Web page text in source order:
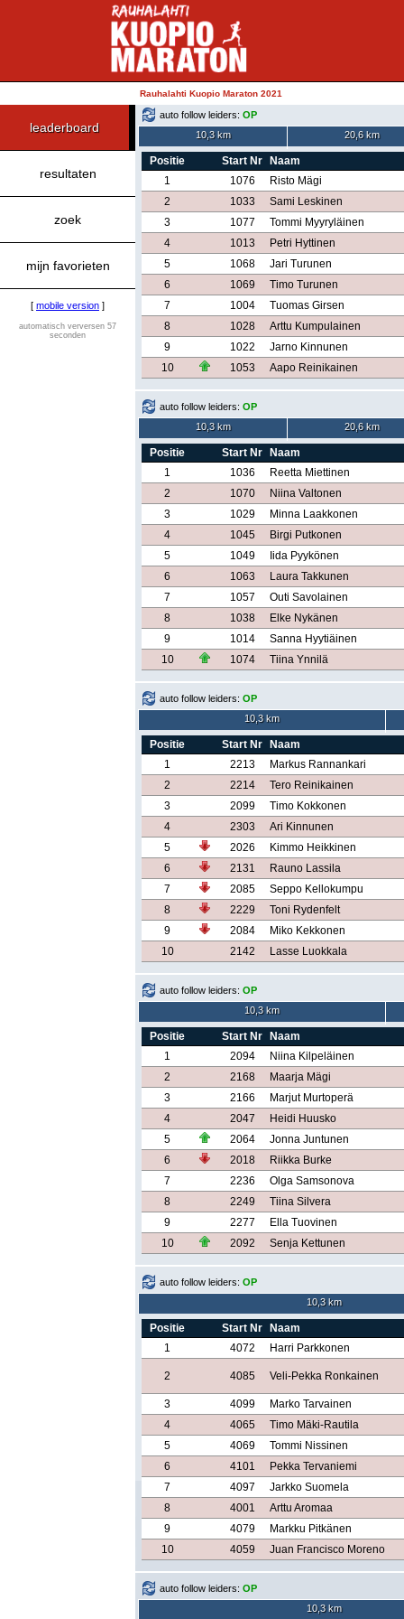
Rauhalahti Kuopio Maraton 2021
leaderboard
resultaten
zoek
mijn favorieten
[ mobile version ]
automatisch verversen 57
seconden
auto follow leiders: OP
10,3 km
20,6 km
Positie Start Nr
Naam
1
1076
Risto Mägi
2
1033
Sami Leskinen
3
1077
Tommi Myyryläinen
4
1013
Petri Hyttinen
5
1068
Jari Turunen
6
1069
Timo Turunen
7
1004
Tuomas Girsen
8
1028
Arttu Kumpulainen
9
1022
Jarno Kinnunen
10
1053 Aapo Reinikainen
auto follow leiders: OP
10,3 km
20,6 km
Positie Start Nr
Naam
1
1036
Reetta Miettinen
2
1070
Niina Valtonen
3
1029
Minna Laakkonen
4
1045
Birgi Putkonen
5
1049
Iida Pyykönen
6
1063
Laura Takkunen
7
1057
Outi Savolainen
8
1038
Elke Nykänen
9
1014
Sanna Hyytiäinen
10
1074 Tiina Ynnilä
auto follow leiders: OP
10,3 km
Positie Start Nr
Naam
1
2213
Markus Rannankari
2
2214
Tero Reinikainen
3
2099
Timo Kokkonen
4
2303
Ari Kinnunen
5
2026
Kimmo Heikkinen
6
2131
Rauno Lassila
7
2085
Seppo Kellokumpu
8
2229
Toni Rydenfelt
9
2084
Miko Kekkonen
10
2142 Lasse Luokkala
auto follow leiders: OP
10,3 km
Positie Start Nr
Naam
1
2094
Niina Kilpeläinen
2
2168
Maarja Mägi
3
2166
Marjut Murtoperä
4
2047
Heidi Huusko
5
2064
Jonna Juntunen
6
2018
Riikka Burke
7
2236
Olga Samsonova
8
2249
Tiina Silvera
9
2277
Ella Tuovinen
10
2092 Senja Kettunen
auto follow leiders: OP
10,3 km
Positie Start Nr
Naam
1
4072 Harri Parkkonen
2 4085 Veli-Pekka Ronkainen
3 4099
Marko Tarvainen
4
4065
Timo Mäki-Rautila
5
4069
Tommi Nissinen
6
4101
Pekka Tervaniemi
7
4097
Jarkko Suomela
8
4001
Arttu Aromaa
9
4079
Markku Pitkänen
10
4059 Juan Francisco Moreno
auto follow leiders: OP
10,3 km